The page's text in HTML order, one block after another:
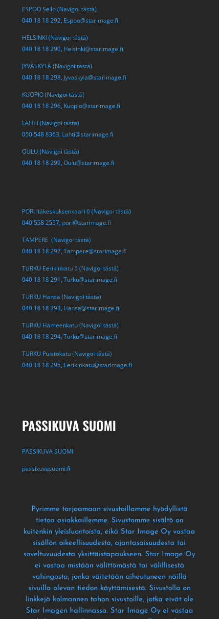
ESPOO Sello (Navigoi tästä)
040 18 18 292, Espoo@starimage.fi
HELSINKI (Navigoi tästä)
040 18 18 290, Helsinki@starimage.fi
JYVÄSKYLÄ (Navigoi tästä)
040 18 18 298, Jyvaskyla@starimage.fi
KUOPIO (Navigoi tästä)
040 18 18 296, Kuopio@starimage.fi
LAHTI (Navigoi tästä)
050 548 8363, Lahti@starimage.fi
OULU (Navigoi tästä)
040 18 18 299, Oulu@starimage.fi
PORI Itäkeskuksenkaari 6 (Navigoi tästä)
040 558 2557, pori@starimage.fi
TAMPERE (Navigoi tästä)
040 18 18 297, Tampere@starimage.fi
TURKU Eerikinkatu 5 (Navigoi tästä)
040 18 18 291, Turku@starimage.fi
TURKU Hansa (Navigoi tästä)
040 18 18 293, Hansa@starimage.fi
TURKU Hämeenkatu (Navigoi tästä)
040 18 18 294, Turku@starimage.fi
TURKU Puistokatu (Navigoi tästä)
040 18 18 295, Eerikinkatu@starimage.fi
PASSIKUVA SUOMI
PASSIKUVA SUOMI
passikuvasuomi.fi
Pyrimme tarjoamaan sivustoillamme hyödyllistä
tietoa asiakkaillemme. Sivustomme sisältö on
kuitenkin yleisluontoista, eikä Star Image Oy vastaa
sisällön oikeellisuudesta, ajantasaisuudesta tai
soveltuvuudesta yksittäistapaukseen. Star Image Oy
ei vastaa mistään välittömästä tai välillisestä
vahingosta, jonka väitetään aiheutuneen näillä
sivuilla olevan tiedon käyttämisestä. Sivustolla on
linkkejä kolmannen tahon sivustoille, jotka eivät ole
Star Imagen hallinnassa. Star Image Oy ei vastaa